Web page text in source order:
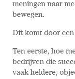
meningen naar
bewegen.
Dit komt door een
Ten eerste, hoe
bedrijven die
vaak heldere,